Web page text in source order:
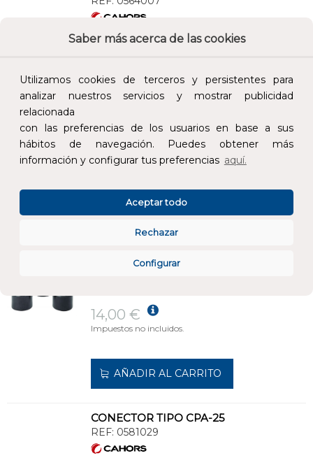
Saber más acerca de las cookies
Utilizamos cookies de terceros y persistentes para
analizar nuestros servicios y mostrar publicidad
relacionada
con las preferencias de los usuarios en base a sus
hábitos de navegación. Puedes obtener más
información y configurar tus preferencias aquí.
Configurar
Rechazar
Aceptar todo
Añade al carrito y sigue el proceso de
15,70 €
AÑADIR AL CARRITO
REF:0566048
compra para ver la disponibilidad y los
14,00 €
Impuestos no incluidos.
AÑADIR AL CARRITO
CONECTOR TIPO CPA-25
REF: 0581029